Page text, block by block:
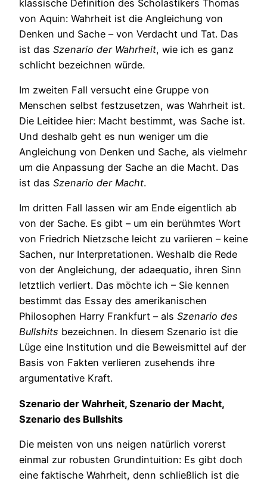
klassische Definition des Scholastikers Thomas
von Aquin: Wahrheit ist die Angleichung von
Denken und Sache – von Verdacht und Tat. Das
ist das Szenario der Wahrheit, wie ich es ganz
schlicht bezeichnen würde.
Im zweiten Fall versucht eine Gruppe von
Menschen selbst festzusetzen, was Wahrheit ist.
Die Leitidee hier: Macht bestimmt, was Sache ist.
Und deshalb geht es nun weniger um die
Angleichung von Denken und Sache, als vielmehr
um die Anpassung der Sache an die Macht. Das
ist das Szenario der Macht.
Im dritten Fall lassen wir am Ende eigentlich ab
von der Sache. Es gibt – um ein berühmtes Wort
von Friedrich Nietzsche leicht zu variieren – keine
Sachen, nur Interpretationen. Weshalb die Rede
von der Angleichung, der adaequatio, ihren Sinn
letztlich verliert. Das möchte ich – Sie kennen
bestimmt das Essay des amerikanischen
Philosophen Harry Frankfurt – als Szenario des
Bullshits bezeichnen. In diesem Szenario ist die
Lüge eine Institution und die Beweismittel auf der
Basis von Fakten verlieren zusehends ihre
argumentative Kraft.
Szenario der Wahrheit, Szenario der Macht,
Szenario des Bullshits
Die meisten von uns neigen natürlich vorerst
einmal zur robusten Grundintuition: Es gibt doch
eine faktische Wahrheit, denn schließlich ist die